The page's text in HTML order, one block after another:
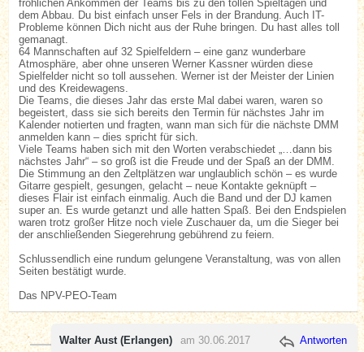
fröhlichen Ankommen der Teams bis zu den tollen Spieltagen und
dem Abbau. Du bist einfach unser Fels in der Brandung. Auch IT-
Probleme können Dich nicht aus der Ruhe bringen. Du hast alles toll
gemanagt.
64 Mannschaften auf 32 Spielfeldern – eine ganz wunderbare
Atmosphäre, aber ohne unseren Werner Kassner würden diese
Spielfelder nicht so toll aussehen. Werner ist der Meister der Linien
und des Kreidewagens.
Die Teams, die dieses Jahr das erste Mal dabei waren, waren so
begeistert, dass sie sich bereits den Termin für nächstes Jahr im
Kalender notierten und fragten, wann man sich für die nächste DMM
anmelden kann – dies spricht für sich.
Viele Teams haben sich mit den Worten verabschiedet „…dann bis
nächstes Jahr“ – so groß ist die Freude und der Spaß an der DMM.
Die Stimmung an den Zeltplätzen war unglaublich schön – es wurde
Gitarre gespielt, gesungen, gelacht – neue Kontakte geknüpft –
dieses Flair ist einfach einmalig. Auch die Band und der DJ kamen
super an. Es wurde getanzt und alle hatten Spaß. Bei den Endspielen
waren trotz großer Hitze noch viele Zuschauer da, um die Sieger bei
der anschließenden Siegerehrung gebührend zu feiern.
Schlussendlich eine rundum gelungene Veranstaltung, was von allen
Seiten bestätigt wurde.
Das NPV-PEO-Team
Walter Aust (Erlangen) am 30.06.2017 Antworten